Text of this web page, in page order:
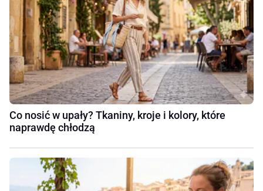
Co nosić w upały? Tkaniny, kroje i kolory, które
naprawdę chłodzą